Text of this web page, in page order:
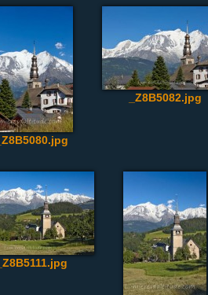
_Z8B5080.jpg
_Z8B5082.jpg
_Z8B5111.jpg